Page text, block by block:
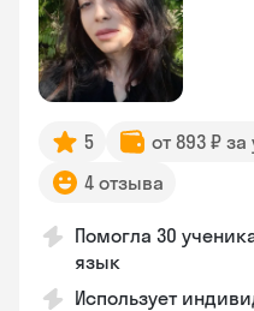
5 от 893 ₽ за
4 отзыва
Помогла 30
язык
Использует